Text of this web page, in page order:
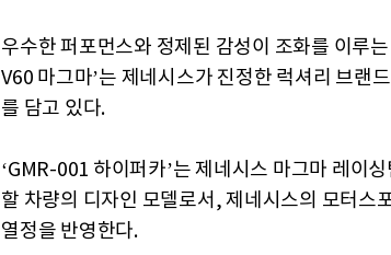
우수한 퍼포먼스와 정제된 감성이 조화를 이루
V60 마그마’는 제네시스가 진정한 럭셔리 브랜
를 담고 있다.
‘GMR-001 하이퍼카’는 제네시스 마그마 레이
할 차량의 디자인 모델로서, 제네시스의 모터스
열정을 반영한다.